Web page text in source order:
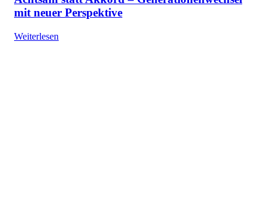
mit neuer Perspektive
Weiterlesen